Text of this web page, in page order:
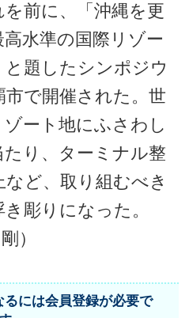
前に、「沖縄を更
水準の国際リゾー
と題したシンポジウ
で開催された。世
ート地にふさわし
り、ターミナル整
ど、取り組むべき
彫りになった。
）
には会員登録が必要で